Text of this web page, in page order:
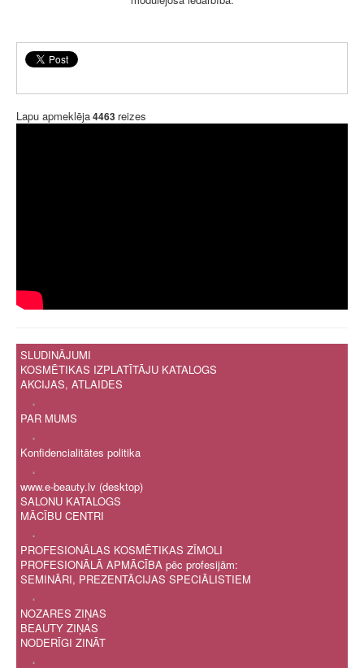
Lapu apmeklēja4463 reizes
SLUDINĀJUMI
KOSMĒTIKAS IZPLATĪTĀJU KATALOGS
AKCIJAS, ATLAIDES
.
PAR MUMS
.
Konfidencialitātes politika
.
www.e-beauty.lv (desktop)
SALONU KATALOGS
MĀCĪBU CENTRI
.
PROFESIONĀLAS KOSMĒTIKAS ZĪMOLI
PROFESIONĀLĀ APMĀCĪBA pēc profesijām:
SEMINĀRI, PREZENTĀCIJAS SPECIĀLISTIEM
.
NOZARES ZIŅAS
BEAUTY ZIŅAS
NODERĪGI ZINĀT
.